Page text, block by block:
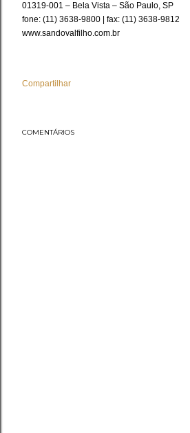
01319-001 – Bela Vista – São Paulo, SP
fone: (11) 3638-9800 | fax: (11) 3638-9812
www.sandovalfilho.com.br
Compartilhar
COMENTÁRIOS